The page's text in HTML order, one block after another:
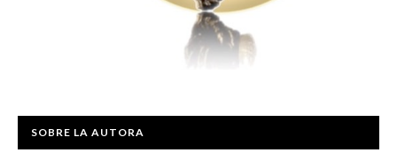
SOBRE LA AUTORA